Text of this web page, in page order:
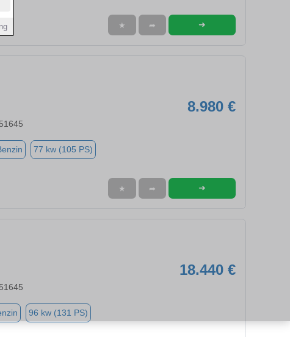
★ ➦ ➜
8.980 €
77 kw (105 PS)
★ ➦ ➜
18.440 €
96 kw (131 PS)